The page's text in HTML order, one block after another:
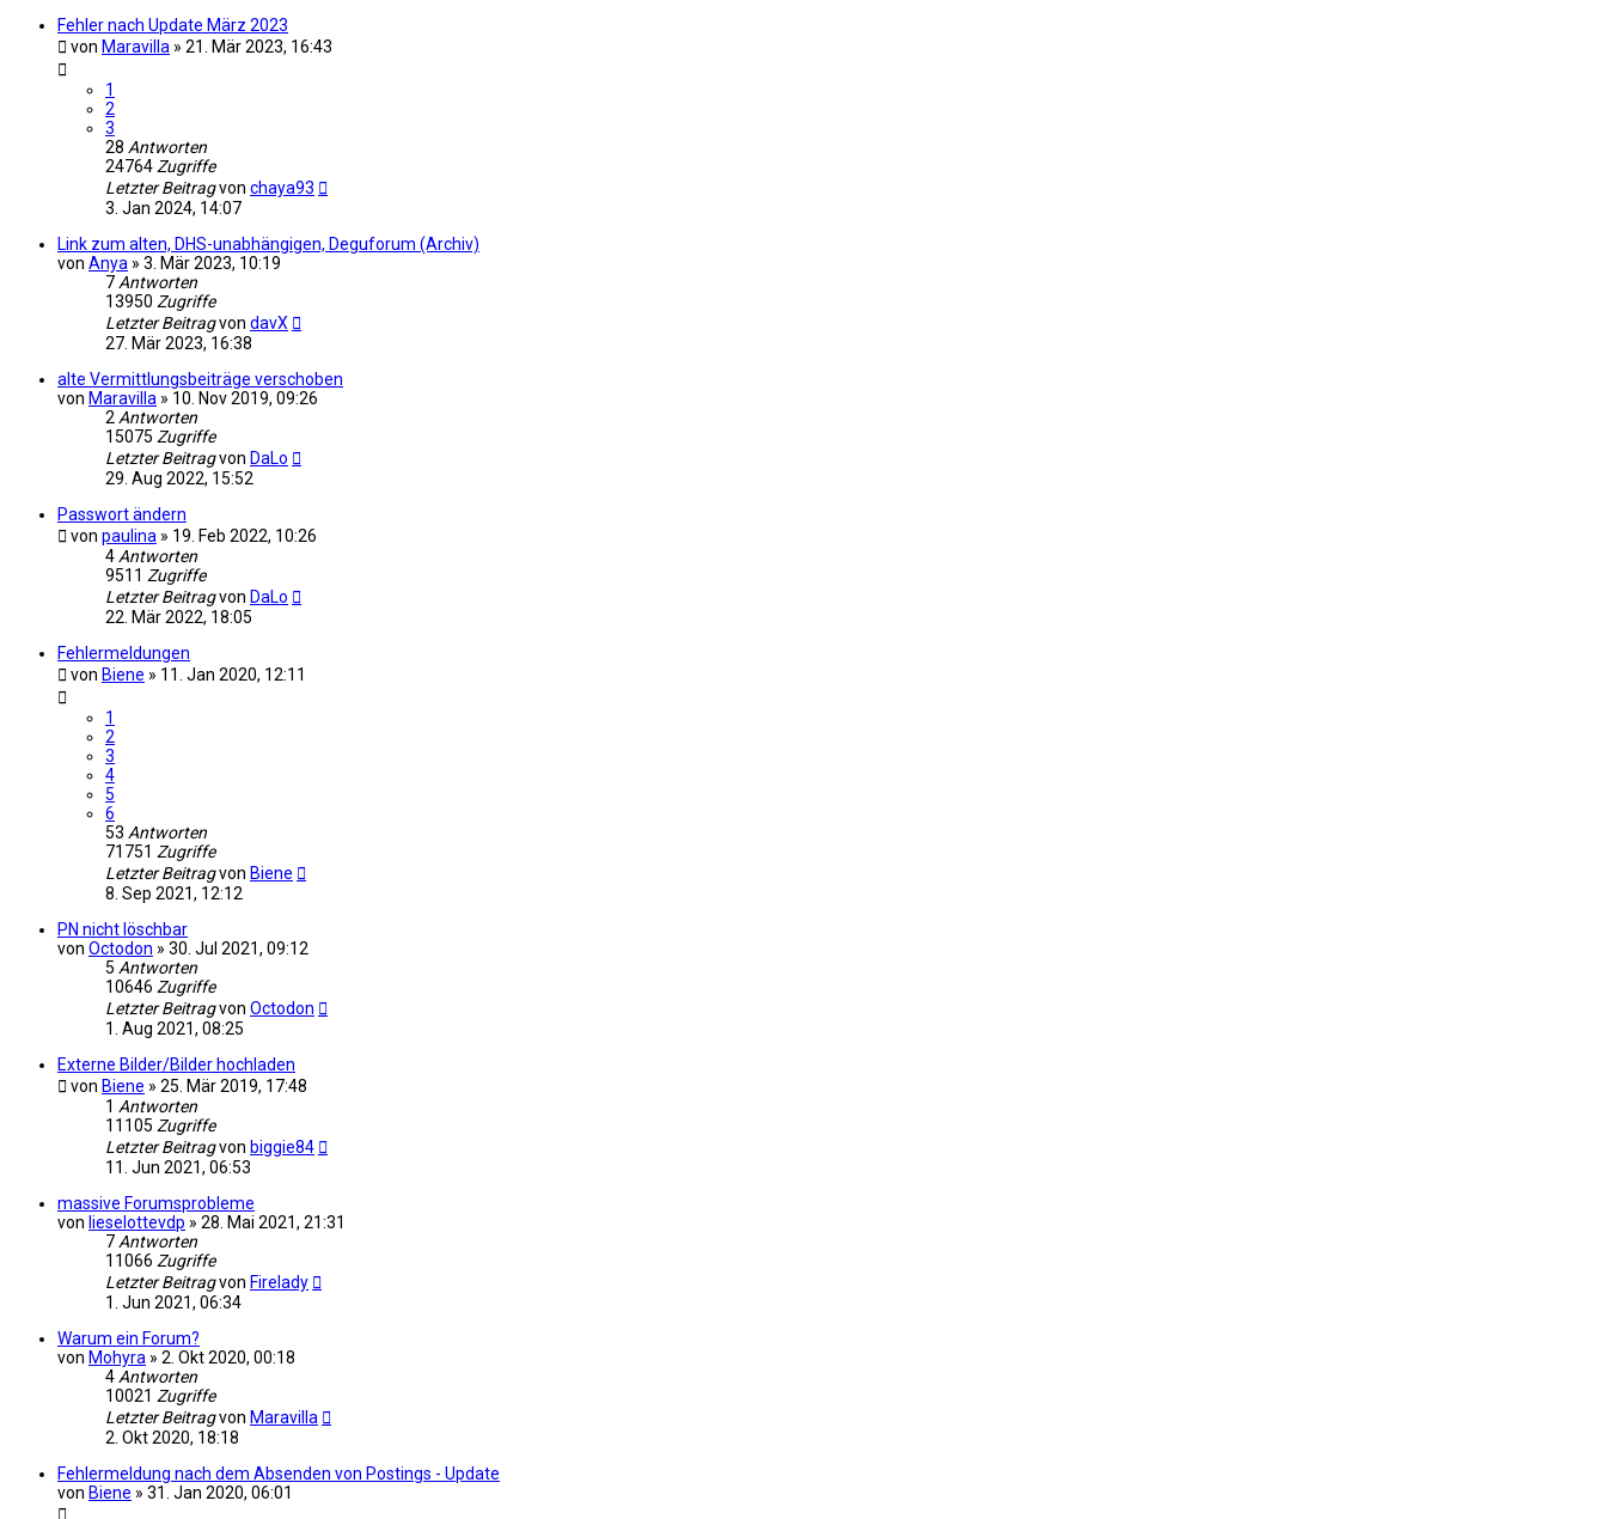
Fehler nach Update März 2023
von Maravilla » 21. Mär 2023, 16:43
1
2
3
28 Antworten
24764 Zugriffe
Letzter Beitragvon chaya93
3. Jan 2024, 14:07
Link zum alten, DHS-unabhängigen, Deguforum (Archiv)
von Anya » 3. Mär 2023, 10:19
7 Antworten
13950 Zugriffe
Letzter Beitragvon davX
27. Mär 2023, 16:38
alte Vermittlungsbeiträge verschoben
von Maravilla » 10. Nov 2019, 09:26
2 Antworten
15075 Zugriffe
Letzter Beitragvon DaLo
29. Aug 2022, 15:52
Passwort ändern
von paulina » 19. Feb 2022, 10:26
4 Antworten
9511 Zugriffe
Letzter Beitragvon DaLo
22. Mär 2022, 18:05
Fehlermeldungen
von Biene » 11. Jan 2020, 12:11
1
2
3
4
5
6
53 Antworten
71751 Zugriffe
Letzter Beitragvon Biene
8. Sep 2021, 12:12
PN nicht löschbar
von Octodon » 30. Jul 2021, 09:12
5 Antworten
10646 Zugriffe
Letzter Beitragvon Octodon
1. Aug 2021, 08:25
Externe Bilder/Bilder hochladen
von Biene » 25. Mär 2019, 17:48
1 Antworten
11105 Zugriffe
Letzter Beitragvon biggie84
11. Jun 2021, 06:53
massive Forumsprobleme
von lieselottevdp » 28. Mai 2021, 21:31
7 Antworten
11066 Zugriffe
Letzter Beitragvon Firelady
1. Jun 2021, 06:34
Warum ein Forum?
von Mohyra » 2. Okt 2020, 00:18
4 Antworten
10021 Zugriffe
Letzter Beitragvon Maravilla
2. Okt 2020, 18:18
Fehlermeldung nach dem Absenden von Postings - Update
von Biene » 31. Jan 2020, 06:01